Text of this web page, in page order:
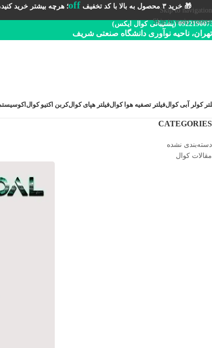
Skip to navigation
Skip to main content
🎁 خرید ۳ محصول به بالا با کد تخفیف off؛ هرچه بیشتر خرید کنید،
(پشتیبانی کوال ایکس)
تهران، ناحیه نوآوری دانشگاه صنعتی شریف
کولر آبی کوالفیلتر تصفیه هوا کوالفیلتر هپای کوالکربن اکتیو کوال
CATEGORIES
دسته‌بندی نشده
مقالات کوال